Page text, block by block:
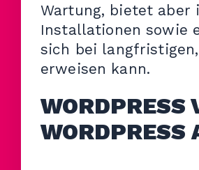
Wartung, bietet
Installationen sowie
sich bei
erweisen kann.
WORDPRESS
WORDPRESS